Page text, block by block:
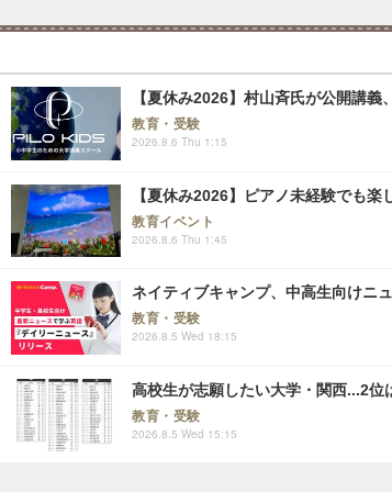
【夏休み2026】村山斉氏が公開講
教育・受験
2026.8.6 Thu 1:15
【夏休み2026】ピアノ未経験でも
教育イベント
2026.8.6 Thu 1:45
ネイティブキャンプ、中高生向けニ
教育・受験
2026.8.5 Wed 18:15
高校生が志願したい大学・関西...2位
教育・受験
2026.8.5 Wed 15:15